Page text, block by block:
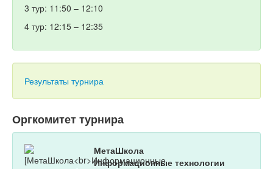
3 тур: 11:50 – 12:10
4 тур: 12:15 – 12:35
Результаты турнира
Оргкомитет турнира
МетаШкола
Информационные технологии